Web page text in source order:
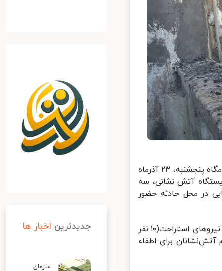
مهرداد رضاپو درباره آتش‌سوزی هتل ایران بندرانزلی اظهار کرد: هتل ایران شامگاه پنجشنبه، ۲۳ آذرماه
ایستگاه‌ آتش نشانی، سه
در محل حادثه حضور
رئیس سازمان آتش‌نشانی بندرانزلی با بیان اینکه علاوه بر ۲۷ نیروی شیفت، نیروهای استراحت(۱۰ نفر
برای اطفاء
جدیدترین اخبار ها
سازمان